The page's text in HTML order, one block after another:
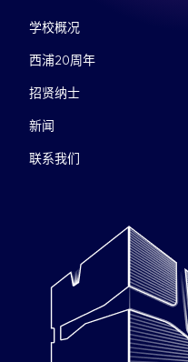
学校概况
西浦20周年
招贤纳士
新闻
联系我们